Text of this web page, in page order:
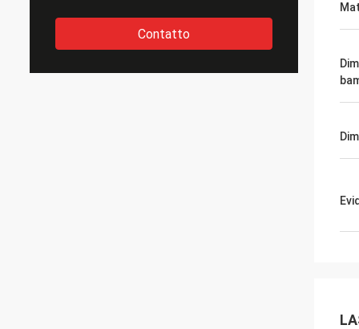
Contatto